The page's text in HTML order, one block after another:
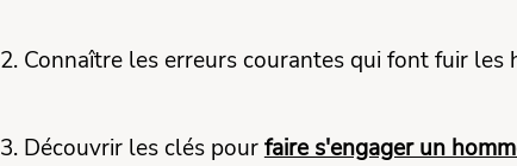
2. Connaître les erreurs courantes qui font fuir les
3. Découvrir les clés pourfaire s'engager un